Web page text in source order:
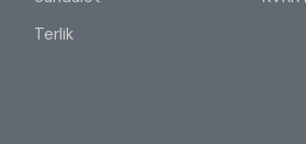
Terlik